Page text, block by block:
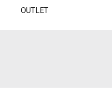
OUTLET